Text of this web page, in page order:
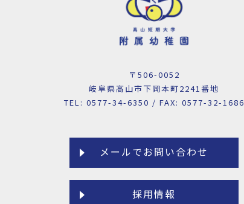
〒506-0052
岐阜県高山市下岡本町2241番地
TEL: 0577-34-6350 / FAX: 0577-32-1686
メールでお問い合わせ
採用情報